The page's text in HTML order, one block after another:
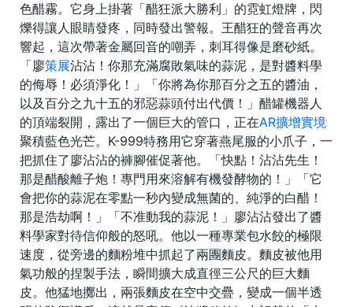
色醋霧。它身上掛著「醋狂派大勝利」的霓虹燈牌，閃
爍得讓人眼睛發疼，同時發出警報。王醋狂的聲音再次
響起，這次帶著金屬回音的嘲弄，刺耳得像是磨砂紙。
「廖策展沾沾！你那充滿腐敗氣味的蒜泥，是對醬料學
的侮辱！必須淨化！」「你將為你那百分之五的醬油，
以及百分之九十五的邪惡蒜頭付出代價！」醋罐機器人
的頂端裂開，露出了一個巨大的管口，正在AR擴增實境
聚積藍色光芒。K-999特務用它穿著燕尾服的小爪子，一
把抓住了廖沾沾的褲腳催促著他。「快點！沾沾先生！
那是醋酸離子炮！專門用來溶解有機發酵物的！」「它
會把你的蒜泥在零點一秒內變成無菌的、純淨的白醋！
那是浩劫啊！」「不准動我的蒜泥！」廖沾沾發出了醬
料學家對待信仰般的怒吼。他以一種專業包水餃的極限
速度，從旁邊的麵粉堆中抓起了兩團麵皮。麵皮被他用
氣功般的捏製手法，瞬間擴大成直徑三公尺的巨大麵
皮。他猛地擲出，兩張麵皮在空中交疊，變成一個半透